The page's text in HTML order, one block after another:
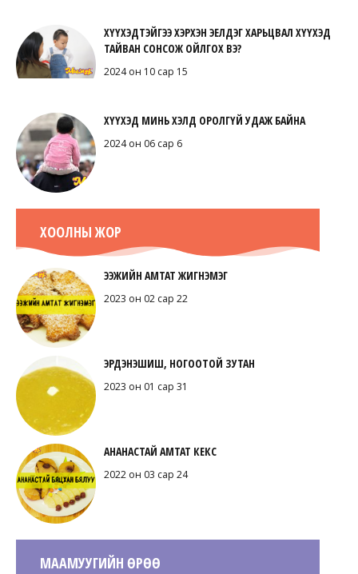
ХҮҮХЭДТЭЙГЭЭ ХЭРХЭН ЭЕЛДЭГ ХАРЬЦВАЛ ХҮҮХЭД
ТАЙВАН СОНСОЖ ОЙЛГОХ ВЭ?
2024 он 10 сар 15
ХҮҮХЭД МИНЬ ХЭЛД ОРОЛГҮЙ УДАЖ БАЙНА
2024 он 06 сар 6
ХООЛНЫ ЖОР
ЭЭЖИЙН АМТАТ ЖИГНЭМЭГ
2023 он 02 сар 22
ЭРДЭНЭШИШ, НОГООТОЙ ЗУТАН
2023 он 01 сар 31
АНАНАСТАЙ АМТАТ КЕКС
2022 он 03 сар 24
МААМУУГИЙН ӨРӨӨ